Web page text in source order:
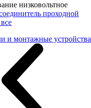
низковольтное
проходной
и монтажные устройства